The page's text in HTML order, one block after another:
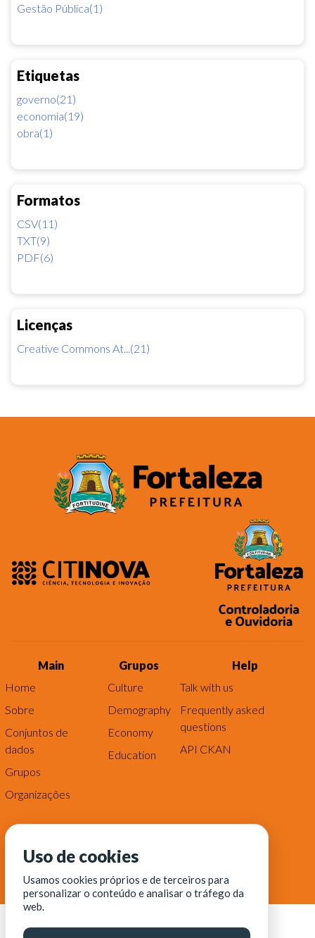
Gestão Pública(1)
Etiquetas
governo(21)
economia(19)
obra(1)
Formatos
CSV(11)
TXT(9)
PDF(6)
Licenças
Creative Commons At...(21)
Main
Home
Sobre
Conjuntos de
dados
Grupos
Organizações
Grupos
Culture
Demography
Economy
Education
Help
Talk with us
Frequently asked
questions
API CKAN
Uso de cookies
Usamos cookies próprios e de terceiros para
personalizar o conteúdo e analisar o tráfego da
web.